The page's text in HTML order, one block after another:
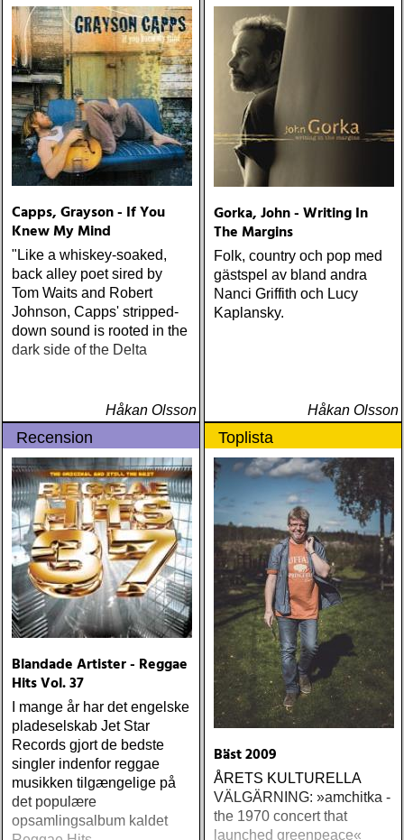
Just Like the Birds (Rootsy)
Steve Earle The Low
Highway (New West) Bob
Dylan Another Self Portrait
(Columbia) Halden Electric
Women (Rootsy) Rokia
Traoré Beautiful Africa
(Nonesuch) Sam Baker Say
Grace (Sam Baker Music)
Guy Clark My Favorite
Richard Lindgren Driftwood
(Rootsy) Chip Taylor Block
Out The Sirens Of This
Lonely World (Trainwreck)
Nick Cave & The Bad
Seeds Push The Sky Away
Unheard Studio Sessions &
Demos 1971-1972
(Omnivore) Naturligtvis
borde alla årets Rootsy-
plattor vara med på listan,
men jag har istället valt att
bara lista de plattor jag
lyssnat på väsentligt mycket
mer än vad tjänsten kräver
Capps, Grayson - If You
Knew My Mind
"Like a whiskey-soaked,
back alley poet sired by
Tom Waits and Robert
Johnson, Capps' stripped-
down sound is rooted in the
dark side of the Delta
Håkan Olsson
Gorka, John - Writing In
The Margins
Folk, country och pop med
gästspel av bland andra
Nanci Griffith och Lucy
Kaplansky.
Håkan Olsson
Recension
Blandade Artister - Reggae
Hits Vol. 37
I mange år har det engelske
pladeselskab Jet Star
Records gjort de bedste
singler indenfor reggae
musikken tilgængelige på
det populære
opsamlingsalbum kaldet
Toplista
Bäst 2009
ÅRETS KULTURELLA
VÄLGÄRNING: »amchitka -
the 1970 concert that
launched greenpeace«